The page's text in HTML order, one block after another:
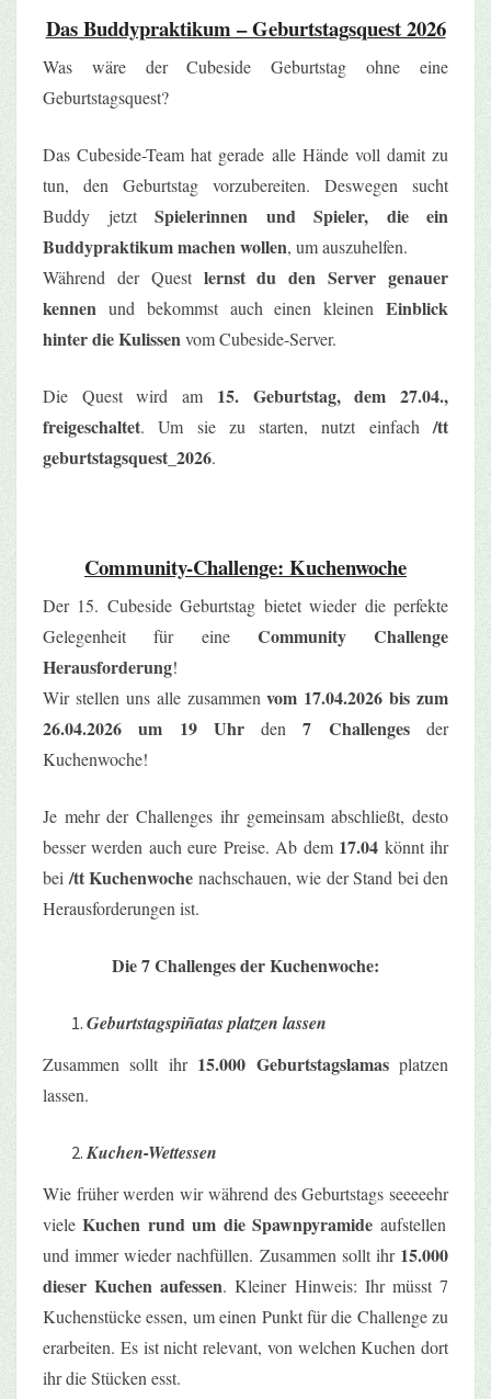
Das Buddypraktikum – Geburtstagsquest 2026
Was wäre der Cubeside Geburtstag ohne eine
Geburtstagsquest?
Das Cubeside-Team hat gerade alle Hände voll damit zu
tun, den Geburtstag vorzubereiten. Deswegen sucht
Buddy jetzt Spielerinnen und Spieler, die ein
Buddypraktikum machen wollen, um auszuhelfen.
Während der Quest lernst du den Server genauer
kennen und bekommst auch einen kleinen Einblick
hinter die Kulissenvom Cubeside-Server.
Die Quest wird am 15. Geburtstag, dem 27.04.,
freigeschaltet. Um sie zu starten, nutzt einfach/tt
geburtstagsquest_2026.
Community-Challenge: Kuchenwoche
Der 15. Cubeside Geburtstag bietet wieder die perfekte
Gelegenheit für eine Community Challenge
Herausforderung!
Wir stellen uns alle zusammenvom 17.04.2026 bis zum
26.04.2026 um 19 Uhrden7 Challengesder
Kuchenwoche!
Je mehr der Challenges ihr gemeinsam abschließt, desto
besser werden auch eure Preise. Ab dem 17.04 könnt ihr
bei/tt Kuchenwoche nachschauen, wie der Stand bei den
Herausforderungen ist.
Die 7 Challenges der Kuchenwoche:
Geburtstagspiñatas platzen lassen
Zusammen sollt ihr 15.000 Geburtstagslamasplatzen
lassen.
Kuchen-Wettessen
Wie früher werden wir während des Geburtstags seeeeehr
vieleKuchen rund um dieSpawnpyramide aufstellen
und immer wieder nachfüllen. Zusammen sollt ihr 15.000
dieser Kuchen aufessen. Kleiner Hinweis: Ihr müsst 7
Kuchenstücke essen, um einen Punkt für die Challenge zu
erarbeiten. Es ist nicht relevant, von welchen Kuchen dort
ihr die Stücken esst.